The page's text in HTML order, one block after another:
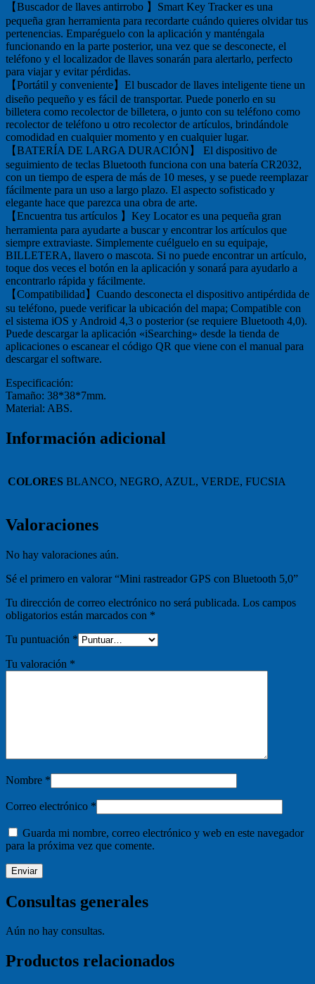
【Buscador de llaves antirrobo 】Smart Key Tracker es una
pequeña gran herramienta para recordarte cuándo quieres olvidar tus
pertenencias. Emparéguelo con la aplicación y manténgala
funcionando en la parte posterior, una vez que se desconecte, el
teléfono y el localizador de llaves sonarán para alertarlo, perfecto
para viajar y evitar pérdidas.
【Portátil y conveniente】El buscador de llaves inteligente tiene un
diseño pequeño y es fácil de transportar. Puede ponerlo en su
billetera como recolector de billetera, o junto con su teléfono como
recolector de teléfono u otro recolector de artículos, brindándole
comodidad en cualquier momento y en cualquier lugar.
【BATERÍA DE LARGA DURACIÓN】 El dispositivo de
seguimiento de teclas Bluetooth funciona con una batería CR2032,
con un tiempo de espera de más de 10 meses, y se puede reemplazar
fácilmente para un uso a largo plazo. El aspecto sofisticado y
elegante hace que parezca una obra de arte.
【Encuentra tus artículos 】Key Locator es una pequeña gran
herramienta para ayudarte a buscar y encontrar los artículos que
siempre extraviaste. Simplemente cuélguelo en su equipaje,
BILLETERA, llavero o mascota. Si no puede encontrar un artículo,
toque dos veces el botón en la aplicación y sonará para ayudarlo a
encontrarlo rápida y fácilmente.
【Compatibilidad】Cuando desconecta el dispositivo antipérdida de
su teléfono, puede verificar la ubicación del mapa; Compatible con
el sistema iOS y Android 4,3 o posterior (se requiere Bluetooth 4,0).
Puede descargar la aplicación «iSearching» desde la tienda de
aplicaciones o escanear el código QR que viene con el manual para
descargar el software.
Especificación:
Tamaño: 38*38*7mm.
Material: ABS.
Información adicional
COLORES BLANCO, NEGRO, AZUL, VERDE, FUCSIA
Valoraciones
No hay valoraciones aún.
Sé el primero en valorar “Mini rastreador GPS con Bluetooth 5,0”
Tu dirección de correo electrónico no será publicada. Los campos
obligatorios están marcados con *
Tu puntuación *
Tu valoración *
Nombre *
Correo electrónico *
Guarda mi nombre, correo electrónico y web en este navegador
para la próxima vez que comente.
Consultas generales
Aún no hay consultas.
Productos relacionados